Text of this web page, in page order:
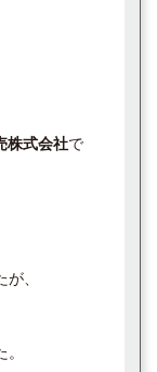
株式会社で
、